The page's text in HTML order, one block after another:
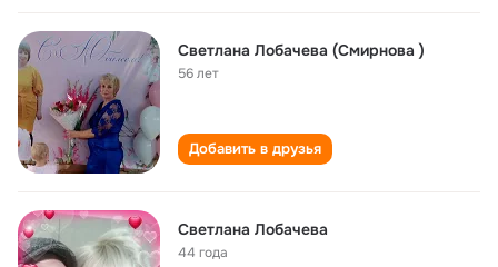
Светлана Лобачева (Смирнова )
56 лет
Добавить в друзья
Светлана Лобачева
44 года